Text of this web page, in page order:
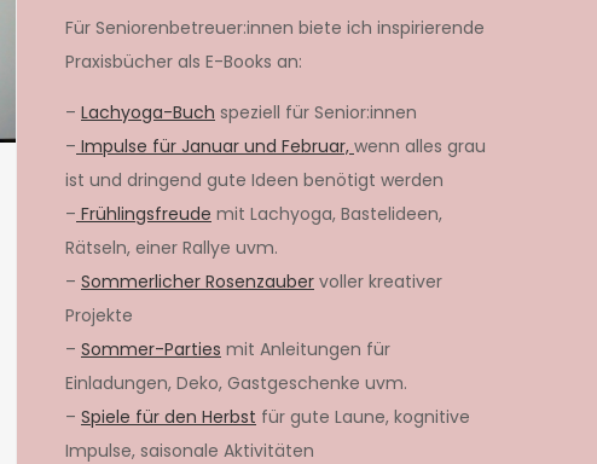
Für Seniorenbetreuer:innen biete ich inspirierende
Praxisbücher als E-Books an:
– Lachyoga-Buch speziell für Senior:innen
– Impulse für Januar und Februar, wenn alles grau
ist und dringend gute Ideen benötigt werden
– Frühlingsfreude mit Lachyoga, Bastelideen,
Rätseln, einer Rallye uvm.
– Sommerlicher Rosenzauber voller kreativer
Projekte
– Sommer-Parties mit Anleitungen für
Einladungen, Deko, Gastgeschenke uvm.
– Spiele für den Herbst für gute Laune, kognitive
Impulse, saisonale Aktivitäten